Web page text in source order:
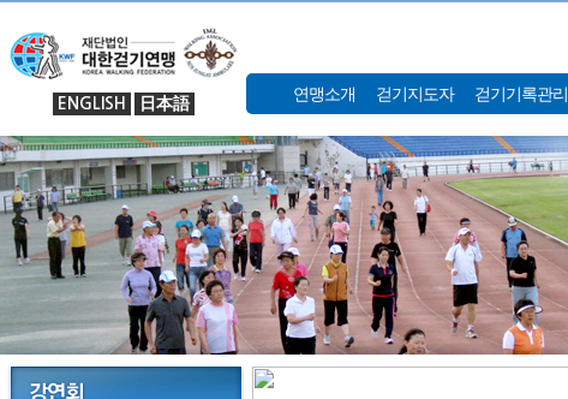
ENGLISH 日本語 연맹소개 걷기지도자 걷기기록관리